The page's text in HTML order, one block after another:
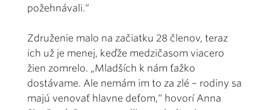
požehnávali.“
Združenie malo na začiatku 28 členov, teraz
ich už je menej, keďže medzičasom viacero
žien zomrelo. „Mladších k nám ťažko
dostávame. Ale nemám im to za zlé – rodiny sa
majú venovať hlavne deťom,“ hovorí Anna